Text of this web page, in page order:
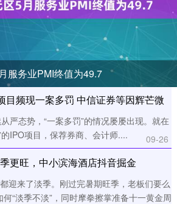
服务业PMI终值为49.7
目频现一案多罚 中信证券等因辉芒微
严态势，“一案多罚”的情况屡屡出现。就在
IPO项目，保荐券商、会计师....
09-26
更旺，中小滨海酒店抖音掘金
迎来了淡季。刚过完暑期旺季，老板们要么
“淡季不淡”，同时摩拳擦掌准备十一黄金周